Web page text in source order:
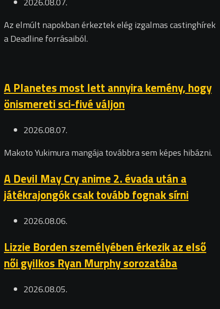
Az elmúlt napokban érkeztek elég izgalmas castinghírek
a Deadline forrásaiból.
A Planetes most lett annyira kemény, hogy
önismereti sci-fivé váljon
2026.08.07.
Makoto Yukimura mangája továbbra sem képes hibázni.
A Devil May Cry anime 2. évada után a
játékrajongók csak tovább fognak sírni
2026.08.06.
Lizzie Borden személyében érkezik az első
női gyilkos Ryan Murphy sorozatába
2026.08.05.